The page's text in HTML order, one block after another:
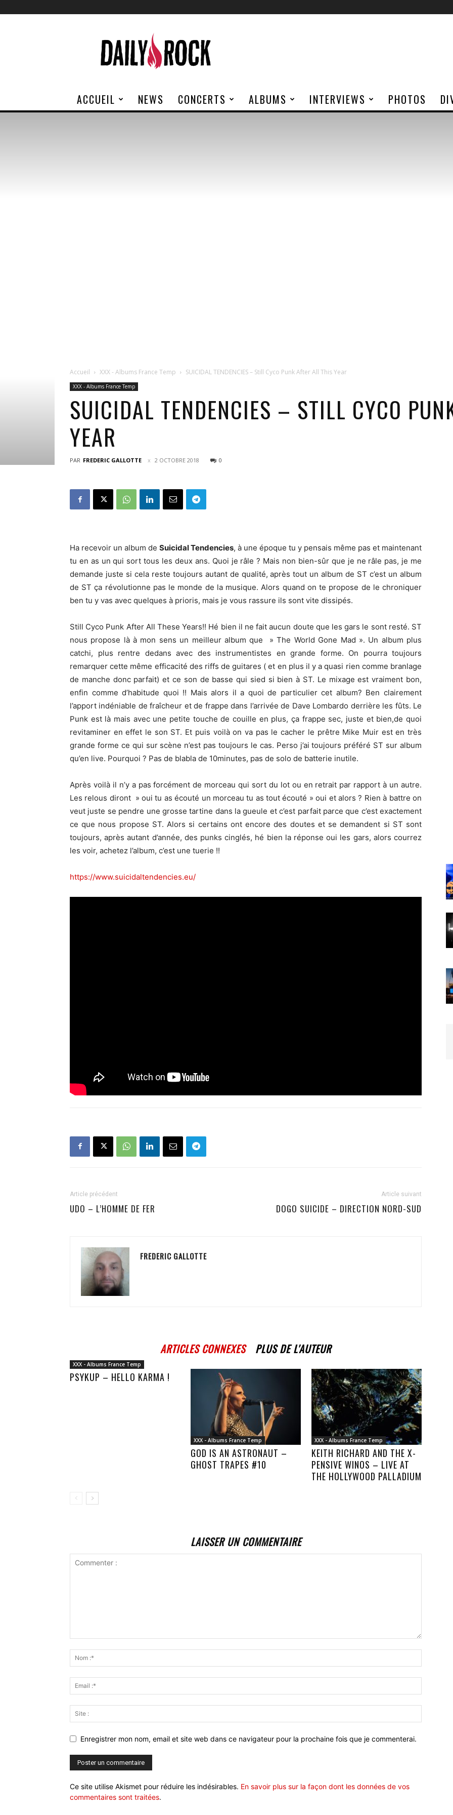
Rock
ACCUEIL NEWS CONCERTS ALBUMS INTERVIEWS PHOTOS
Accueil XXX - Albums France Temp SUICIDAL TENDENCIES – Still Cyco Punk After All This Year
XXX - Albums France Temp
SUICIDAL TENDENCIES – STILL CYCO
YEAR
PAR FREDERIC GALLOTTE 2 OCTOBRE 2018 0
Ha recevoir un album de Suicidal Tendencies, à une époque tu y pensais même pas et maintenant
tu en as un qui sort tous les deux ans. Quoi je râle ? Mais non bien-sûr que je ne râle pas, je me
demande juste si cela reste toujours autant de qualité, après tout un album de ST c’est un album
de ST ça révolutionne pas le monde de la musique. Alors quand on te propose de le chroniquer
ben tu y vas avec quelques à prioris, mais je vous rassure ils sont vite dissipés.
Still Cyco Punk After All These Years!! Hé bien il ne fait aucun doute que les gars le sont resté. ST
nous propose là à mon sens un meilleur album que » The World Gone Mad ». Un album plus
catchi, plus rentre dedans avec des instrumentistes en grande forme. On pourra toujours
remarquer cette même efficacité des riffs de guitares ( et en plus il y a quasi rien comme branlage
de manche donc parfait) et ce son de basse qui sied si bien à ST. Le mixage est vraiment bon,
enfin comme d’habitude quoi !! Mais alors il a quoi de particulier cet album? Ben clairement
l’apport indéniable de fraîcheur et de frappe dans l’arrivée de Dave Lombardo derrière les fûts. Le
Punk est là mais avec une petite touche de couille en plus, ça frappe sec, juste et bien,de quoi
revitaminer en effet le son ST. Et puis voilà on va pas le cacher le prêtre Mike Muir est en très
grande forme ce qui sur scène n’est pas toujours le cas. Perso j’ai toujours préféré ST sur album
qu’en live. Pourquoi ? Pas de blabla de 10minutes, pas de solo de batterie inutile.
Après voilà il n’y a pas forcément de morceau qui sort du lot ou en retrait par rapport à un autre.
Les relous diront » oui tu as écouté un morceau tu as tout écouté » oui et alors ? Rien à battre on
veut juste se pendre une grosse tartine dans la gueule et c’est parfait parce que c’est exactement
ce que nous propose ST. Alors si certains ont encore des doutes et se demandent si ST sont
toujours, après autant d’année, des punks cinglés, hé bien la réponse oui les gars, alors courrez
les voir, achetez l’album, c’est une tuerie !!
https://www.suicidaltendencies.eu/
Article précédent
UDO – L’HOMME DE FER
Article suivant
DOGO SUICIDE – DIRECTION NORD-SUD
FREDERIC GALLOTTE
ARTICLES CONNEXES PLUS DE L'AUTEUR
XXX - Albums France Temp
PSYKUP – HELLO KARMA !
XXX - Albums France Temp
GOD IS AN ASTRONAUT –
GHOST TRAPES #10
XXX - Albums France Temp
KEITH RICHARD AND THE X-
PENSIVE WINOS – LIVE AT
THE HOLLYWOOD PALLADIUM
LAISSER UN COMMENTAIRE
Enregistrer mon nom, email et site web dans ce navigateur pour la prochaine fois que je commenterai.
Ce site utilise Akismet pour réduire les indésirables. En savoir plus sur la façon dont les données de vos
commentaires sont traitées.